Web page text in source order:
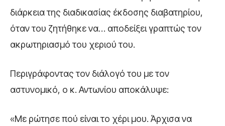
διάρκεια της διαδικασίας έκδοσης διαβατηρίου,
όταν του ζητήθηκε να… αποδείξει γραπτώς τον
ακρωτηριασμό του χεριού του.
Περιγράφοντας τον διάλογό του με τον
αστυνομικό, ο κ. Αντωνίου αποκάλυψε:
«Με ρώτησε πού είναι το χέρι μου. Άρχισα να